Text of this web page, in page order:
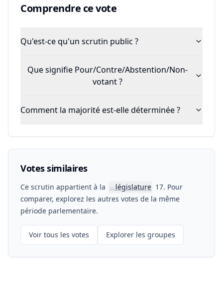
Comprendre ce vote
Qu'est-ce qu'un scrutin public ?
Que signifie Pour/Contre/Abstention/Non-
votant ?
Comment la majorité est-elle déterminée ?
Votes similaires
Ce scrutin appartient à la 📖législature 17. Pour
comparer, explorez les autres votes de la même
période parlementaire.
Voir tous les votes Explorer les groupes